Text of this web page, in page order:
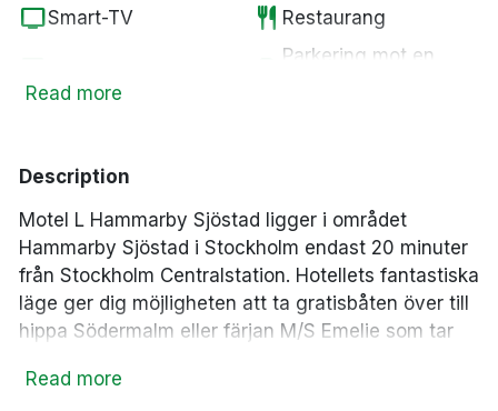
tvSmart-TV restaurant Restaurang
Parkering mot en
Read more
Description
Motel L Hammarby Sjöstad ligger i området
Hammarby Sjöstad i Stockholm endast 20 minuter
från Stockholm Centralstation. Hotellets fantastiska
läge ger dig möjligheten att ta gratisbåten över till
hippa Södermalm eller färjan M/S Emelie som tar
du kryper ner i hotellets sköna Carpe Diem sängar
Read more